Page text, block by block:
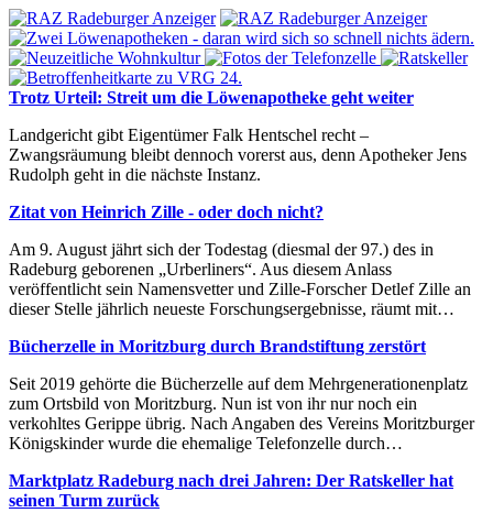
Trotz Urteil: Streit um die Löwenapotheke geht weiter
Landgericht gibt Eigentümer Falk Hentschel recht –
Zwangsräumung bleibt dennoch vorerst aus, denn Apotheker Jens
Rudolph geht in die nächste Instanz.
Zitat von Heinrich Zille - oder doch nicht?
Am 9. August jährt sich der Todestag (diesmal der 97.) des in
Radeburg geborenen „Urberliners“. Aus diesem Anlass
veröffentlicht sein Namensvetter und Zille-Forscher Detlef Zille an
dieser Stelle jährlich neueste Forschungsergebnisse, räumt mit…
Bücherzelle in Moritzburg durch Brandstiftung zerstört
Seit 2019 gehörte die Bücherzelle auf dem Mehrgenerationenplatz
zum Ortsbild von Moritzburg. Nun ist von ihr nur noch ein
verkohltes Gerippe übrig. Nach Angaben des Vereins Moritzburger
Königskinder wurde die ehemalige Telefonzelle durch…
Marktplatz Radeburg nach drei Jahren: Der Ratskeller hat
seinen Turm zurück